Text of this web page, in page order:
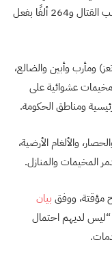
باليمن، فيما سجل العام نفسه 57 ألف نزوح بسبب القتال و264 ألفًا بفعل
ومأرب وأبين والضالع،
مخيمات عشوائية على
ومناطق الحكومة.
والألغام الأرضية،
المخيمات والمنازل.
بيان
أبريل/نيسان 2026 فهؤلاء، “ليس لديهم احتمال